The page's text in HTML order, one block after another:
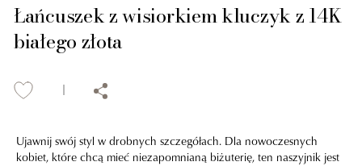
Łańcuszek z wisiorkiem kluczyk z 14K
białego złota
Ujawnij swój styl w drobnych szczegółach. Dla nowoczesnych
kobiet, które chcą mieć niezapomnianą biżuterię, ten naszyjnik jest